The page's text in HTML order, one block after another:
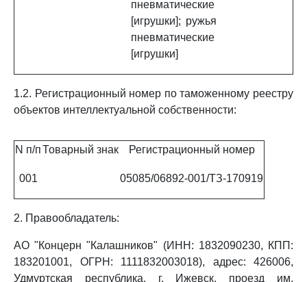
пневматические
[игрушки]; ружья
пневматические
[игрушки]
1.2. Регистрационный номер по таможенному реестру
объектов интеллектуальной собственности:
N п/пТоварный знак Регистрационный номер
001 05085/06892-001/ТЗ-170919
2. Правообладатель:
АО "Концерн "Калашников" (ИНН: 1832090230, КПП:
183201001, ОГРН: 1111832003018), адрес: 426006,
Удмуртская республика, г. Ижевск, проезд им.